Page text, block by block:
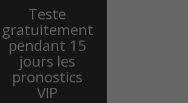
Teste
gratuitement
pendant 15
jours les
pronostics
VIP